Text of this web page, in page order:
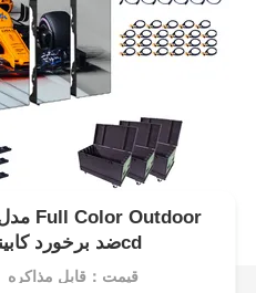
LED Video Wall ضد برخورد کابینت 5000cd
قیمت：قابل مذاکره